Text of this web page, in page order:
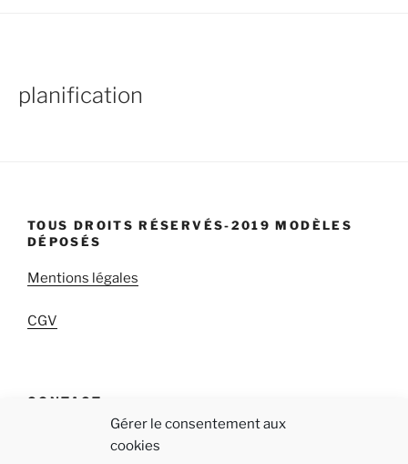
Gérer le consentement aux
cookies
planification
TOUS DROITS RÉSERVÉS-2019 MODÈLES
DÉPOSÉS
Mentions légales
CGV
CONTACT
qab « Réappropriez-vous votre temps! »